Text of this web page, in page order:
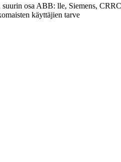
osa ABB: lle, Siemens,
käyttäjien tarve